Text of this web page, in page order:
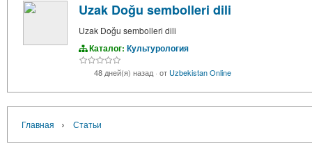
Uzak Doğu sembolleri dili
Uzak Doğu sembolleri dili
Каталог: Культурология
48 дней(я) назад · от Uzbekistan Online
Главная › Статьи